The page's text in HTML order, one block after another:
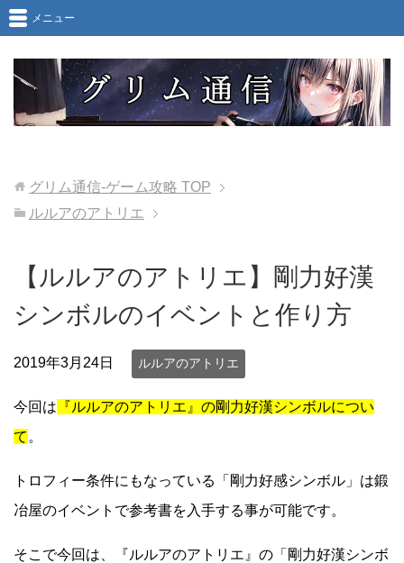
メニュー
グリム通信-ゲーム攻略 TOP
ルルアのアトリエ
【ルルアのアトリエ】剛力好漢
シンボルのイベントと作り方
2019年3月24日 ルルアのアトリエ
今回は 『ルルアのアトリエ』の剛力好漢シンボルについ
て 。
トロフィー条件にもなっている「剛力好感シンボル」は鍛
冶屋のイベントで参考書を入手する事が可能です。
そこで今回は、『ルルアのアトリエ』の「剛力好漢シンボ